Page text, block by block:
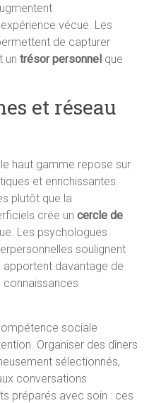
vécue. Les
de capturer
untrésor personnel que
et réseau
haut gamme repose sur
et enrichissantes.
plutôt que la
crée uncercle de
Les psychologues
soulignent
davantage de
connaissances
sociale
Organiser des dîners
sélectionnés,
conversations
préparés avec soin : ces